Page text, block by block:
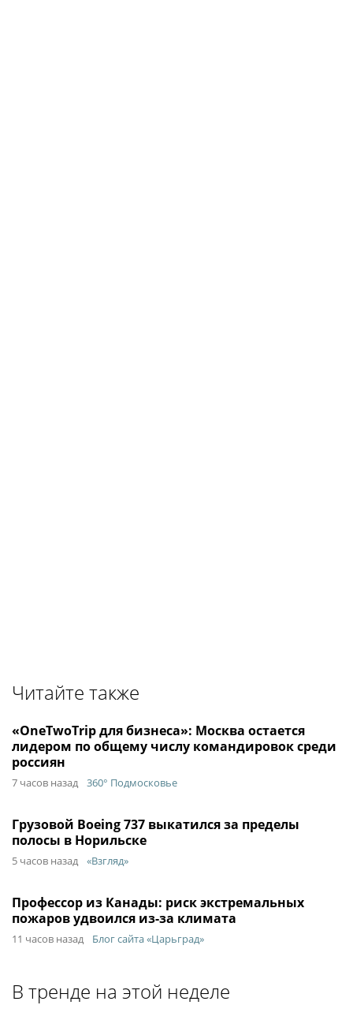
Читайте также
«OneTwoTrip для бизнеса»: Москва остается
лидером по общему числу командировок среди
россиян
7 часов назад 360° Подмосковье
Грузовой Boeing 737 выкатился за пределы
полосы в Норильске
5 часов назад «Взгляд»
Профессор из Канады: риск экстремальных
пожаров удвоился из-за климата
11 часов назад Блог сайта «Царьград»
В тренде на этой неделе